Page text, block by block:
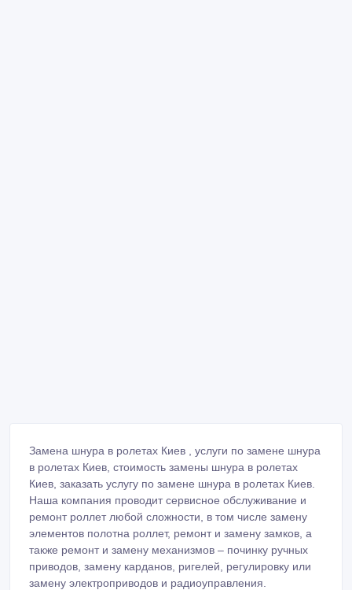
Замена шнура в ролетах Киев , услуги по замене шнура
в ролетах Киев, стоимость замены шнура в ролетах
Киев, заказать услугу по замене шнура в ролетах Киев.
Наша компания проводит сервисное обслуживание и
ремонт роллет любой сложности, в том числе замену
элементов полотна роллет, ремонт и замену замков, а
также ремонт и замену механизмов – починку ручных
приводов, замену карданов, ригелей, регулировку или
замену электроприводов и радиоуправления.